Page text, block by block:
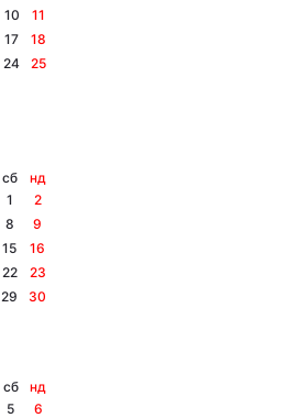
10
11
17
18
24
25
сб
нд
1
2
8
9
15
16
22
23
29
30
сб
нд
5
6